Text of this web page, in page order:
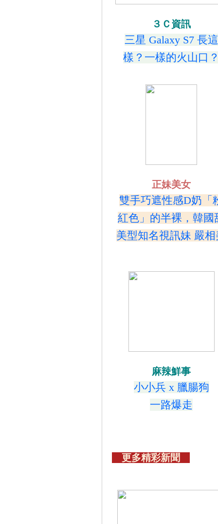
３Ｃ資訊
三星 Galaxy S7 長這
樣？一樣的火山口
正妹美女
雙手巧遮性感D奶「
紅色」的半裸，韓國
美型知名視訊妹 嚴相
麻辣鮮事
小小兵 x 臘腸狗
一路爆走
更多精彩新聞